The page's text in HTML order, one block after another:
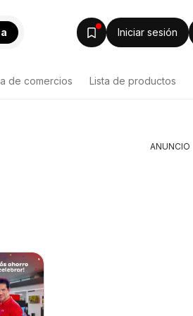
Iniciar sesión
de comercios Lista de productos
ANUNCIO